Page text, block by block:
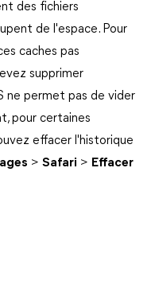
des fichiers
de l'espace. Pour
caches pas
supprimer
ne permet pas de vider
pour certaines
effacer l'historique
> Safari > Effacer